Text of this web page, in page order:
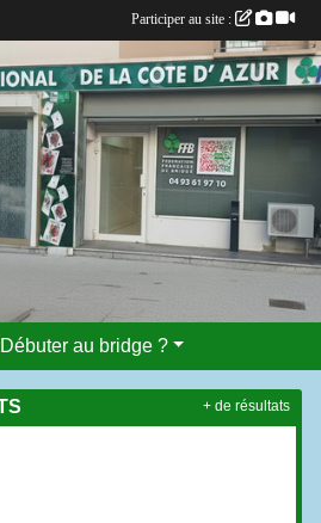
Débuter au bridge ?
+ de résultats
Participer au site :